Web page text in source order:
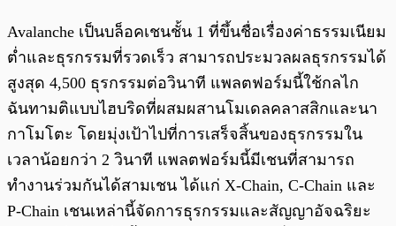
Avalanche เป็นบล็อคเชนชั้น 1 ที่ขึ้นชื่อเรื่องค่าธรรมเนียม
ต่ำและธุรกรรมที่รวดเร็ว สามารถประมวลผลธุรกรรมได้
สูงสุด 4,500 ธุรกรรมต่อวินาที แพลตฟอร์มนี้ใช้กลไก
ฉันทามติแบบไฮบริดที่ผสมผสานโมเดลคลาสสิกและนา
กาโมโตะ โดยมุ่งเป้าไปที่การเสร็จสิ้นของธุรกรรมใน
เวลาน้อยกว่า 2 วินาที แพลตฟอร์มนี้มีเชนที่สามารถ
ทำงานร่วมกันได้สามเชน ได้แก่ X-Chain, C-Chain และ
P-Chain เชนเหล่านี้จัดการธุรกรรมและสัญญาอัจฉริยะ